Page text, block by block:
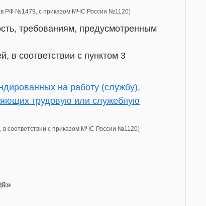
в РФ №1479, с приказом МЧС России №1120)
требованиям, предусмотренным
в соответствии с пунктом 3
на работу (службу),
трудовую или служебную
в соответствии с приказом МЧС России №1120)